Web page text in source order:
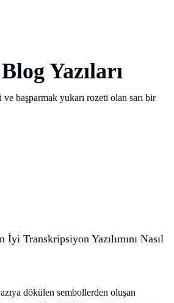
Yazıları
İyi Transkripsiyon Yazılımını Nasıl